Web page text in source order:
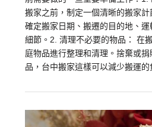
搬家之前，制定一個清晰的搬家
確定搬家日期、搬遷的目的地、
細節。2. 清理不必要的物品： 在
庭物品進行整理和清理。捨棄或
品，台中搬家這樣可以減少搬運的